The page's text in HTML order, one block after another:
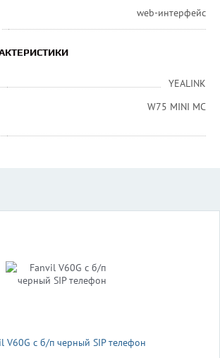
web-интерфейс
YEALINK
W75 MINI MC
V60G c б/п черный SIP телефон